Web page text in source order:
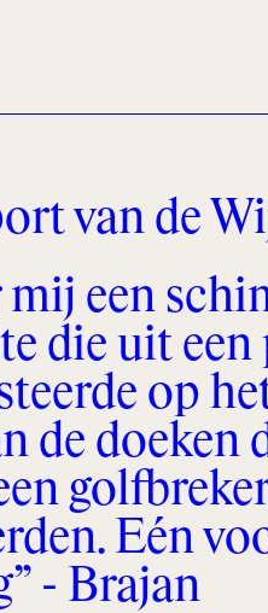
van de
een
die uit
op
de doeken
Eén
- Brajan